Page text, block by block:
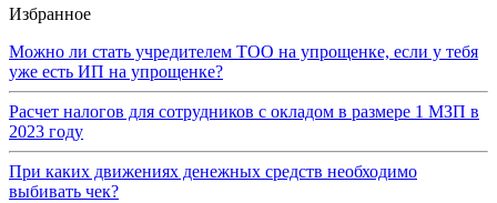
Избранное
Можно ли стать учредителем ТОО на упрощенке, если у тебя
уже есть ИП на упрощенке?
Расчет налогов для сотрудников с окладом в размере 1 МЗП в
2023 году
При каких движениях денежных средств необходимо
выбивать чек?